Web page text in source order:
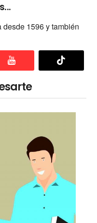
1596 y también